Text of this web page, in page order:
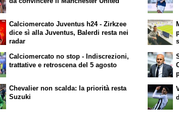
Calciomercato Juventus h24 - Zirkzee
dice sì alla Juventus, Balerdi resta nei
radar
Calciomercato no stop - Indiscrezioni,
trattative e retroscena del 5 agosto
Chevalier non scalda: la priorità resta
Suzuki